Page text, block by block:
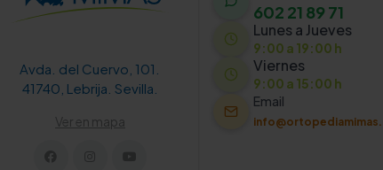
Avda. del Cuervo, 101.
41740, Lebrija. Sevilla.
Ver en mapa
602 21 89 71
Lunes a Jueves
9:00 a 19:00 h
Viernes
9:00 a 15:00 h
Email